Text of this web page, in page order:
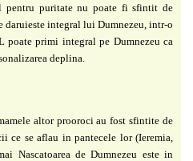
pentru puritate nu poate fi sfintit de
daruieste integral lui Dumnezeu, intr-o
poate primi integral pe Dumnezeu ca
deplina.
altor prooroci au fost sfintite de
ce se aflau in pantecele lor (Ieremia,
Nascatoarea de Dumnezeu este in